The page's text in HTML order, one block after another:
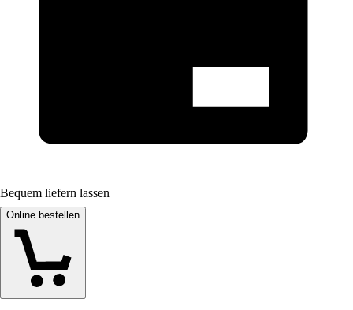
Bequem liefern lassen
Online bestellen